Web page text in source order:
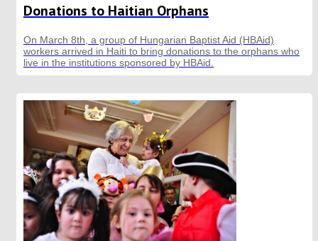
Donations to Haitian Orphans
On March 8th, a group of Hungarian Baptist Aid (HBAid)
workers arrived in Haiti to bring donations to the orphans who
live in the institutions sponsored by HBAid.